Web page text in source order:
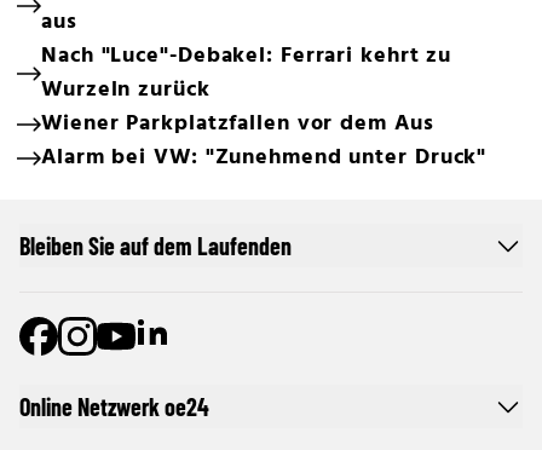
aus
Nach "Luce"-Debakel: Ferrari kehrt zu
Wurzeln zurück
Wiener Parkplatzfallen vor dem Aus
Alarm bei VW: "Zunehmend unter Druck"
Online Netzwerk oe24
Bleiben Sie auf dem Laufenden